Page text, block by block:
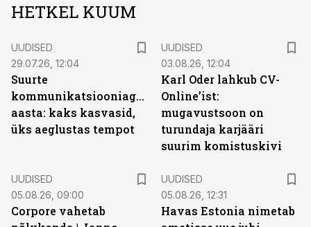
HETKEL KUUM
UUDISED
29.07.26, 12:04
Suurte
kommunikatsiooniagentuuride
aasta: kaks kasvasid,
üks aeglustas tempot
UUDISED
03.08.26, 12:04
Karl Oder lahkub CV-
Online’ist:
mugavustsoon on
turundaja karjääri
suurim komistuskivi
UUDISED
05.08.26, 09:00
Corpore vahetab
UUDISED
05.08.26, 12:31
Havas Estonia nimetab